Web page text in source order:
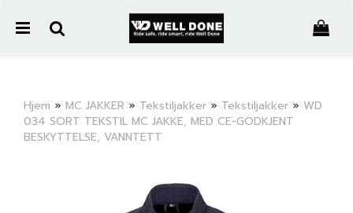
Hjem » MC JAKKER » Tekstiljakker » Tekstiljakker » WD
034 SORT TEKSTIL MC JAKKE, MED CE-GODKJENT
BESKYTTELSE, VANNTETT